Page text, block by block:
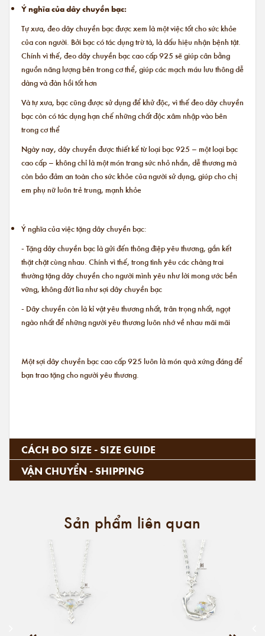
Ý nghĩa của dây chuyền bạc:
Tự xưa, đeo dây chuyền bạc được xem là một việc tốt cho sức khỏe
của con người. Bởi bạc có tác dụng trừ tà, là dấu hiệu nhận bệnh tật.
Chính vì thế, đeo dây chuyền bạc cao cấp 925 sẽ giúp cân bằng
nguồn năng lượng bên trong cơ thể, giúp các mạch máu lưu thông dễ
dàng và đàn hồi tốt hơn
Và tự xưa, bạc cũng được sử dụng để khử độc, vì thế đeo dây chuyền
bạc còn có tác dụng hạn chế những chất độc xâm nhập vào bên
trong cơ thể
Ngày nay, dây chuyền được thiết kế từ loại bạc 925 – một loại bạc
cao cấp – không chỉ là một món trang sức nhỏ nhắn, dễ thương mà
còn bảo đảm an toàn cho sức khỏe của người sử dụng, giúp cho chị
em phụ nữ luôn trẻ trung, mạnh khỏe
Ý nghĩa của việc tặng dây chuyền bạc:
- Tặng dây chuyền bạc là gửi đến thông điệp yêu thương, gắn kết
thặt chặt cùng nhau. Chính vì thế, trong tình yêu các chàng trai
thường tặng dây chuyền cho người mình yêu như lời mong ước bền
vững, không đứt lìa như sợi dây chuyền bạc
- Dây chuyền còn là kỉ vật yêu thương nhất, trân trọng nhất, ngọt
ngào nhất để những người yêu thương luôn nhớ về nhau mãi mãi
Một sợi dây chuyền bạc cao cấp 925 luôn là món quà xứng đáng để
bạn trao tặng cho người yêu thương.
CÁCH ĐO SIZE - SIZE GUIDE
VẬN CHUYỂN - SHIPPING
Sản phẩm liên quan